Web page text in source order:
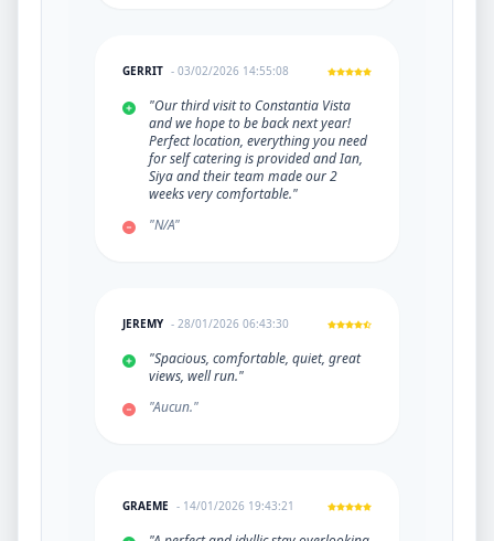
GERRIT - 03/02/2026 14:55:08
"Our third visit to Constantia Vista
and we hope to be back next year!
Perfect location, everything you need
for self catering is provided and Ian,
Siya and their team made our 2
weeks very comfortable."
"N/A"
JEREMY - 28/01/2026 06:43:30
"Spacious, comfortable, quiet, great
views, well run."
"Aucun."
GRAEME - 14/01/2026 19:43:21